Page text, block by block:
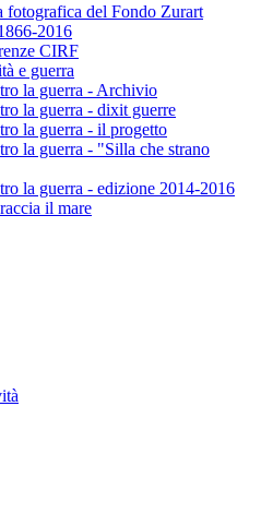
fotografica del Fondo Zurart
2016
CIRF
e guerra
la guerra - Archivio
la guerra - dixit guerre
la guerra - il progetto
la guerra - "Silla che strano
la guerra - edizione 2014-2016
il mare